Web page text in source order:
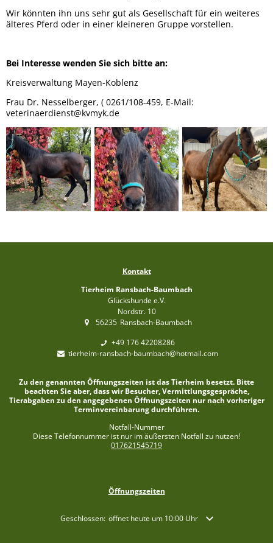
Wir könnten ihn uns sehr gut als Gesellschaft für ein weiteres
älteres Pferd oder in einer kleineren Gruppe vorstellen.
Bei Interesse wenden Sie sich bitte an:
Kreisverwaltung Mayen-Koblenz
Frau Dr. Nesselberger, ( 0261/108-459, E-Mail:
veterinaerdienst@kvmyk.de
Kontakt
Tierheim Ransbach-Baumbach
Glückshunde e.V.
Nordstr. 10
56235 Ransbach-Baumbach
+49 176 42208286
tierheim-ransbach-baumbach@hotmail.com
Zu den genannten Öffnungszeiten ist das Tierheim besetzt. Bitte
beachten Sie aber, dass wir Besucher, Vermittlungsgespräche,
Tierabgaben zu den angegebenen Öffnungszeiten nur nach vorheriger
Terminvereinbarung durchführen.
Notfall-Nummer
Diese Telefonnummer ist nur im äußersten Notfall zu nutzen!
017621545719
Öffnungszeiten
Klicken, um weitere Öffnungs- oder Schließzeiten
Geschlossen: öffnet heute um 10:00 Uhr